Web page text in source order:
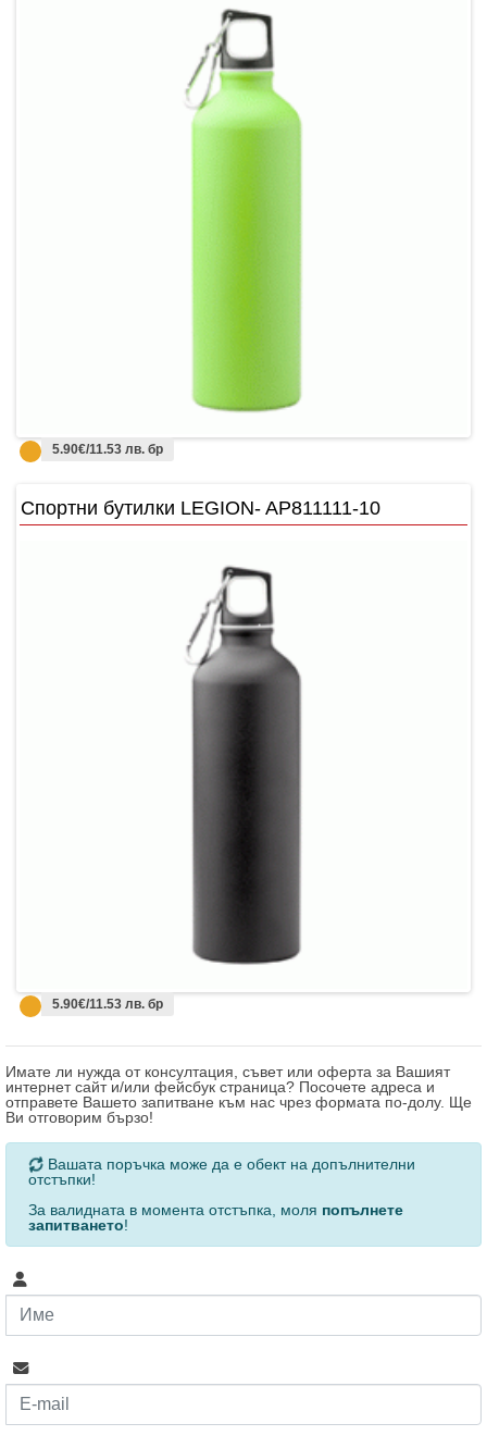
5.90€/11.53 лв. бр
Спортни бутилки LEGION- AP811111-10
5.90€/11.53 лв. бр
Имате ли нужда от консултация, съвет или оферта за Вашият
интернет сайт и/или фейсбук страница? Посочете адреса и
отправете Вашето запитване към нас чрез формата по-долу. Ще
Ви отговорим бързо!
За определени продукти и количества се ползват
Вашата поръчка може да е обект на допълнителни
отстъпки!
За валидната в момента отстъпка, моля попълнете
запитването!